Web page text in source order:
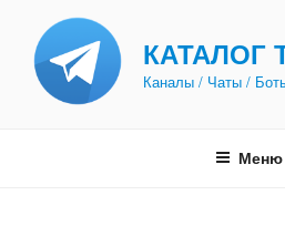
содержимому
КАТАЛОГ
Каналы / Чаты /
Меню